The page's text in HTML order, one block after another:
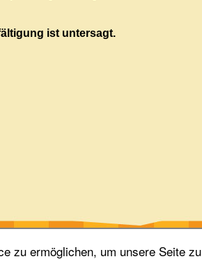
zu ermöglichen, um unsere Seite zu
ist untersagt.